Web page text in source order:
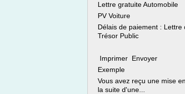
Lettre gratuite Automobile
PV Voiture
Délais de paiement :
Trésor Public
Imprimer Envoyer
Exemple
Vous avez reçu une mise
la suite d'une...